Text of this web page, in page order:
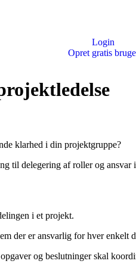
Login
Opret gratis
klarhed i din projektgruppe?
til delegering af roller og ansvar
i et projekt.
der er ansvarlig for hver enkelt
og beslutninger skal